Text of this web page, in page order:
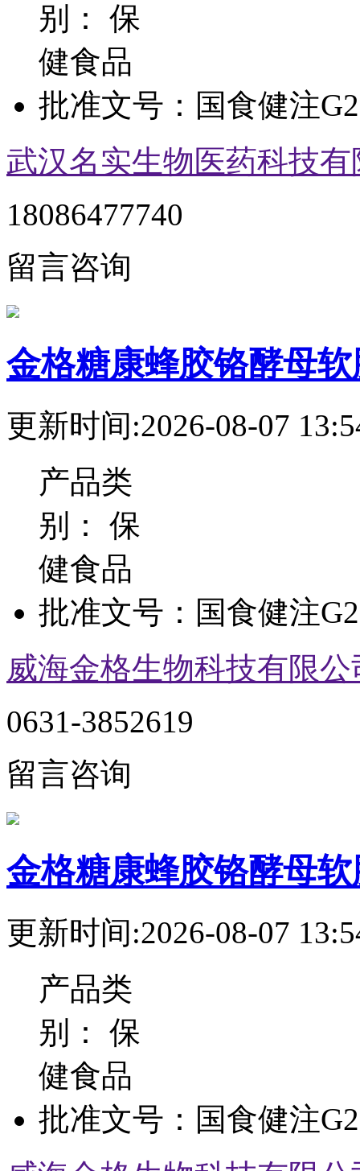
别： 保
健食品
批准文号： 国食健注
武汉名实生物医药科技
18086477740
留言咨询
金格糖康蜂胶铬酵母
更新时间:2026-08-07
产品类
别： 保
健食品
批准文号： 国食健注
威海金格生物科技有限公
0631-3852619
留言咨询
金格糖康蜂胶铬酵母
更新时间:2026-08-07
产品类
别： 保
健食品
批准文号： 国食健注